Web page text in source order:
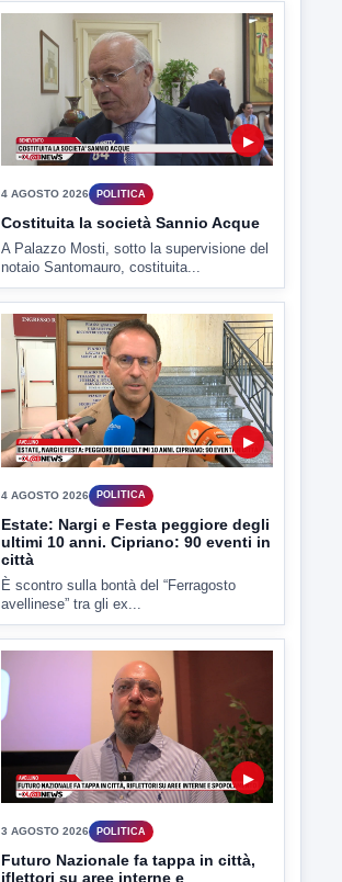
▶
4 AGOSTO 2026 POLITICA
Costituita la società Sannio Acque
A Palazzo Mosti, sotto la supervisione del
notaio Santomauro, costituita...
▶
4 AGOSTO 2026 POLITICA
Estate: Nargi e Festa peggiore degli
ultimi 10 anni. Cipriano: 90 eventi in
È scontro sulla bontà del “Ferragosto
avellinese” tra gli ex...
3 AGOSTO 2026 POLITICA
Futuro Nazionale fa tappa in città,
iflettori su aree interne e
Convention regionale di Futuro Nazionale
presso il cinema-teatro Partenio di...